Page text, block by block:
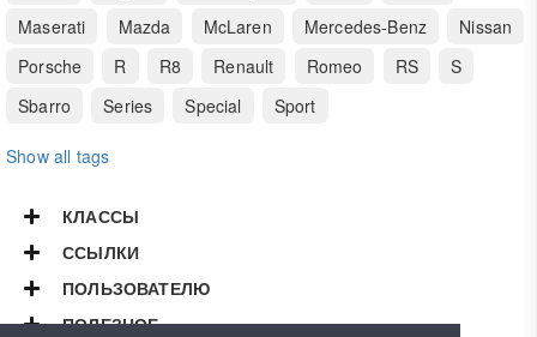
Maserati
Mazda McLaren Mercedes-Benz
Nissan
Porsche
R R8 Renault Romeo RS
S
Sbarro
Series Special Sport
Show all tags
КЛАССЫ
ССЫЛКИ
ПОЛЬЗОВАТЕЛЮ
ПОЛЕЗНОЕ